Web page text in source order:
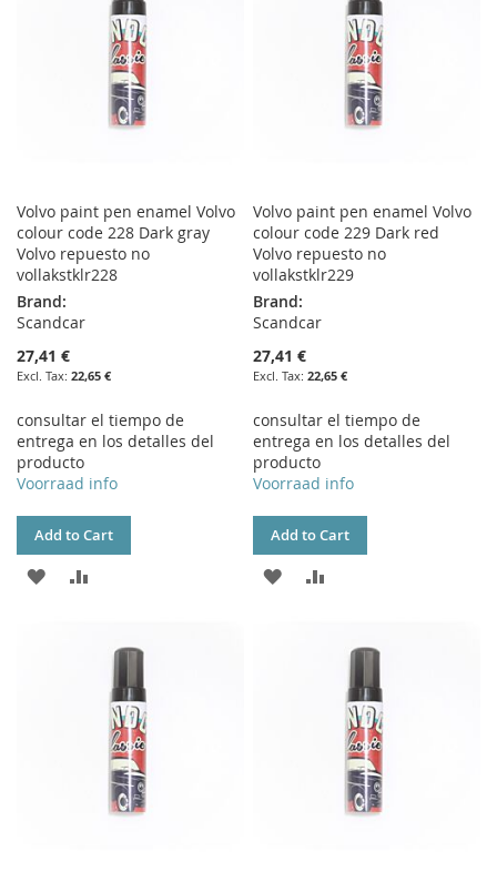
Volvo paint pen enamel Volvo
colour code 228 Dark gray
Volvo repuesto no
vollakstklr228
Brand:
Scandcar
27,41 €
22,65 €
consultar el tiempo de
entrega en los detalles del
producto
Voorraad info
Add to Cart
ADD
COMPARE
Volvo paint pen enamel Volvo
colour code 229 Dark red
Volvo repuesto no
vollakstklr229
Brand:
Scandcar
27,41 €
22,65 €
consultar el tiempo de
entrega en los detalles del
producto
Voorraad info
Add to Cart
ADD
COMPARE